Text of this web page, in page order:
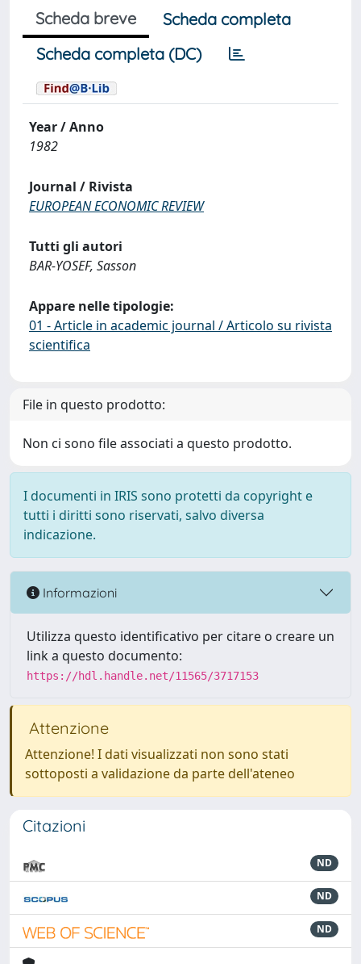
Scheda breve
Scheda completa
Scheda completa (DC)
Year / Anno
1982
Journal / Rivista
EUROPEAN ECONOMIC REVIEW
Tutti gli autori
BAR-YOSEF, Sasson
Appare nelle tipologie:
01 - Article in academic journal / Articolo su rivista
scientifica
File in questo prodotto:
Non ci sono file associati a questo prodotto.
I documenti in IRIS sono protetti da copyright e
tutti i diritti sono riservati, salvo diversa
indicazione.
Informazioni
Utilizza questo identificativo per citare o creare un
link a questo documento:
https://hdl.handle.net/11565/3717153
Attenzione
Attenzione! I dati visualizzati non sono stati
sottoposti a validazione da parte dell'ateneo
Citazioni
ND
ND
ND